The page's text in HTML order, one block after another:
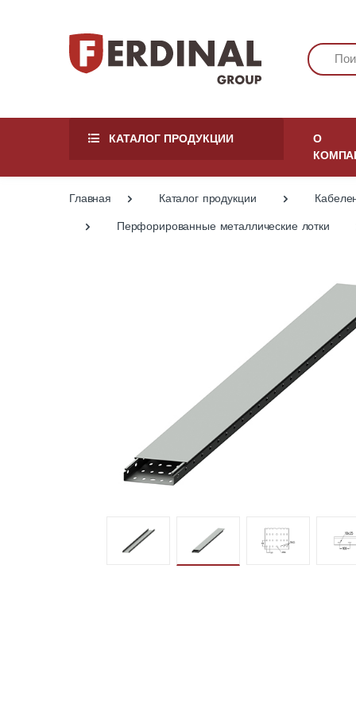
КАТАЛОГ ПРОДУКЦИИ
О
Главная Каталог продукции
Перфорированные металлические лотки